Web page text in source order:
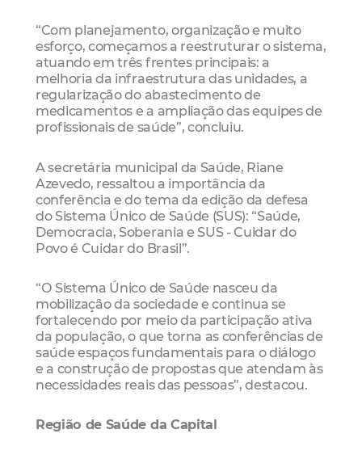
“Com planejamento, organização e muito
esforço, começamos a reestruturar o sistema,
atuando em três frentes principais: a
melhoria da infraestrutura das unidades, a
regularização do abastecimento de
medicamentos e a ampliação das equipes de
profissionais de saúde”, concluiu.
A secretária municipal da Saúde, Riane
Azevedo, ressaltou a importância da
conferência e do tema da edição da defesa
do Sistema Único de Saúde (SUS): “Saúde,
Democracia, Soberania e SUS - Cuidar do
Povo é Cuidar do Brasil”.
“O Sistema Único de Saúde nasceu da
mobilização da sociedade e continua se
fortalecendo por meio da participação ativa
da população, o que torna as conferências de
saúde espaços fundamentais para o diálogo
e a construção de propostas que atendam às
necessidades reais das pessoas”, destacou.
Região de Saúde da Capital